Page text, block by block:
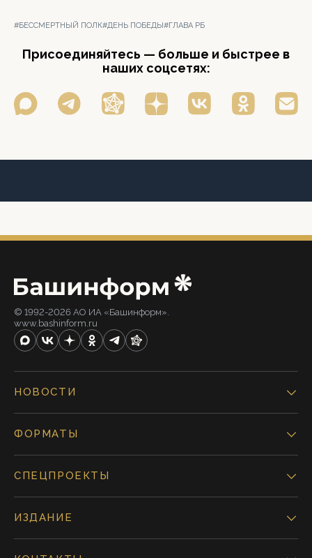
#БЕССМЕРТНЫЙ ПОЛК#ДЕНЬ ПОБЕДЫ#ГЛАВА РБ
Присоединяйтесь — больше и быстрее в
наших соцсетях:
© 1992-2026 АО ИА «Башинформ».
www.bashinform.ru
НОВОСТИ
ФОРМАТЫ
СПЕЦПРОЕКТЫ
ИЗДАНИЕ